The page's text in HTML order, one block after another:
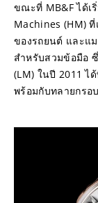
ขณะที่ MB&F ได้เ
Machines (HM)
ของรถยนต์ และแ
สำหรับสวมข้อมือ
(LM) ในปี 2011 ไ
พร้อมกับทลายกรอ